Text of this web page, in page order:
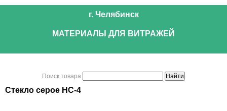
г. Челябинск
МАТЕРИАЛЫ ДЛЯ ВИТРАЖЕЙ
Поиск товара
Стекло серое НС-4